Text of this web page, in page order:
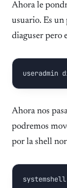
Ahora le
usuario. Es un
diaguser pero
useradmin
Ahora nos
podremos
por la shell
systemshell